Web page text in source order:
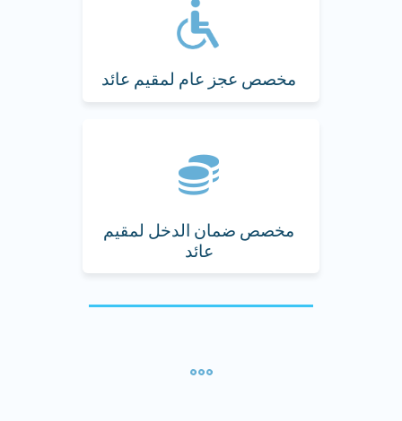
مخصص عجز عام لمقيم عائد
مخصص ضمان الدخل لمقيم
عائد